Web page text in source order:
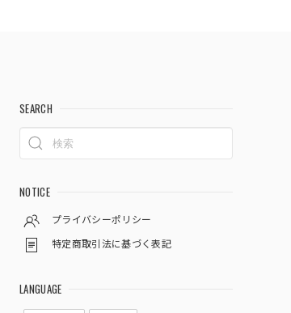
SEARCH
NOTICE
プライバシーポリシー
特定商取引法に基づく表記
LANGUAGE